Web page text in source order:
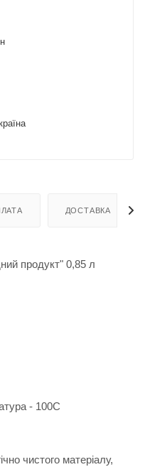
ДОСТАВКА
продукт" 0,85 л
- 100С
чистого матеріалу,